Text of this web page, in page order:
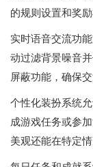
的规则设置和奖
实时语音交流功
动过滤背景噪音
屏蔽功能，确保
个性化装扮系统
成游戏任务或参
美观还能在特定